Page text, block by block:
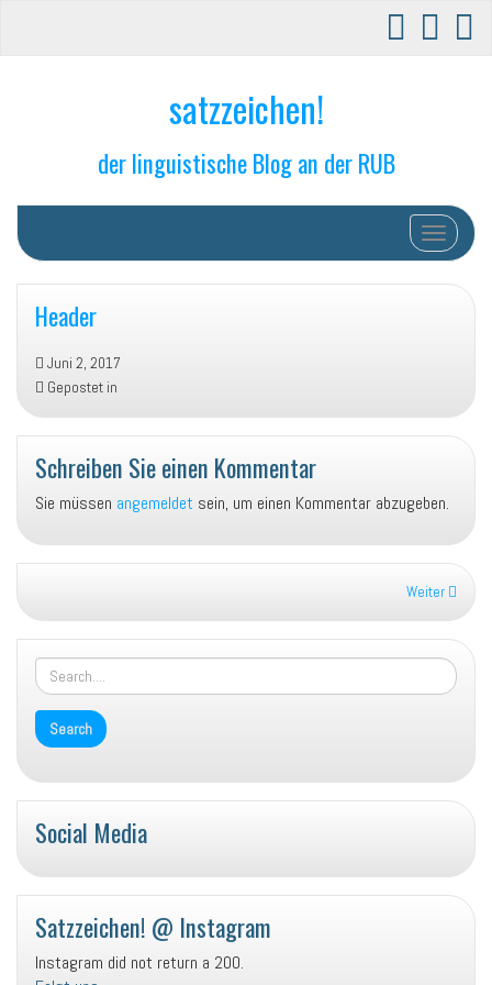
satzzeichen!
der linguistische Blog an der RUB
Schalte
Header
Juni 2, 2017
Gepostet in
Schreiben Sie einen Kommentar
Sie müssen angemeldet sein, um einen Kommentar abzugeben.
Weiter
Social Media
von
Satzzeichen-
125814911343060
auf
von
BlogSatzZeichen
auf
Twitter
von
satzzeichen_rub
auf
Instagram
Satzzeichen! @ Instagram
Instagram did not return a 200.